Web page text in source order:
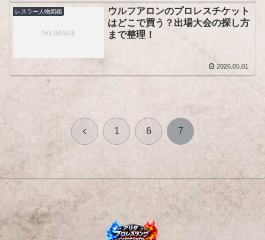
レスラー人物図鑑
ウルフアロンのプロレスチケット
はどこで買う？出場大会の探し方
まで整理！
2026.05.01
前 1 6 7